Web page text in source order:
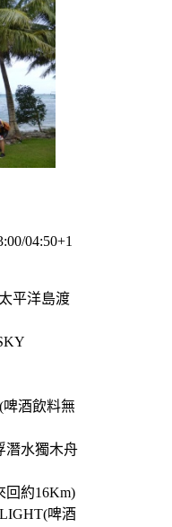
04:50+1
平洋島渡
啤酒飲料無
潛水獨木舟
回約16Km)
啤酒